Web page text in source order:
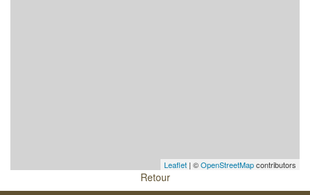
Leaflet | ©OpenStreetMapcontributors
Retour